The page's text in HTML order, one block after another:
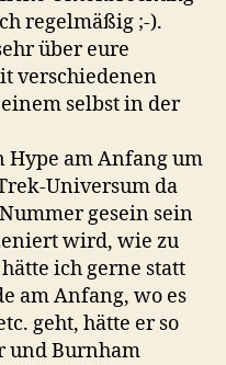
regelmäßig ;-).
über eure
verschiedenen
selbst in der
Hype am Anfang um
Universum da
gesein sein
wird, wie zu
ich gerne statt
am Anfang, wo es
geht, hätte er so
und Burnham